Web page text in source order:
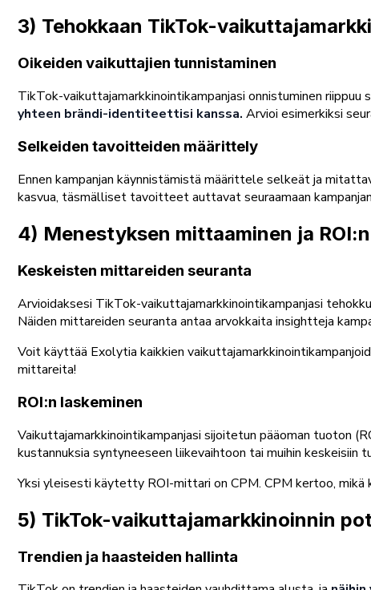
3) Tehokkaan TikTok-
Oikeiden vaikuttajien tunnistaminen
TikTok-vaikuttajamarkkinointikampanjasi onnistuminen
yhteen brändi-identiteettisi kanssa. Arvioi esimerkiksi
Selkeiden tavoitteiden määrittely
Ennen kampanjan käynnistämistä määrittele selkeät ja
kasvua, täsmälliset tavoitteet auttavat seuraamaan
4) Menestyksen mittaaminen ja
Keskeisten mittareiden seuranta
Arvioidaksesi TikTok-vaikuttajamarkkinointikampanjasi
Näiden mittareiden seuranta antaa arvokkaita insightteja
Voit käyttää Exolytia kaikkien
mittareita!
ROI:n laskeminen
Vaikuttajamarkkinointikampanjasi sijoitetun pääoman tuoton
kustannuksia syntyneeseen liikevaihtoon tai muihin
Yksi yleisesti käytetty ROI-mittari on CPM. CPM kertoo, mikä
5) TikTok-vaikuttajamarkkinoinnin
Trendien ja haasteiden hallinta